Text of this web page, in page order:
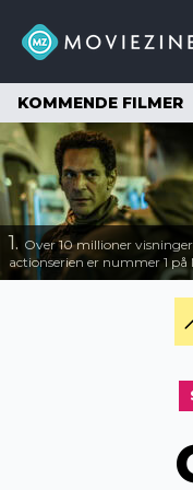
KOMMENDE FILMER
1. Over 10 millioner
actionserien er nummer 1 på